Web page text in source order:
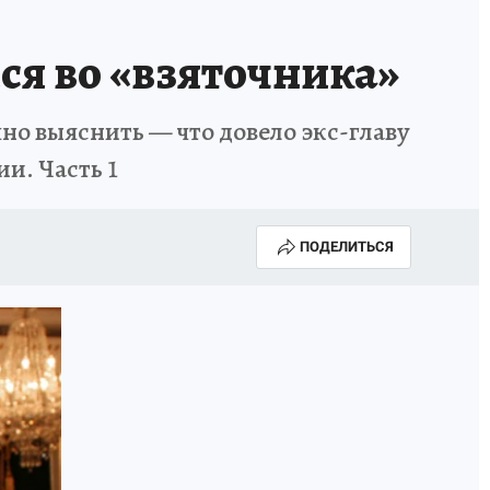
во «взяточника»
выяснить — что довело экс-главу
Часть 1
ПОДЕЛИТЬСЯ